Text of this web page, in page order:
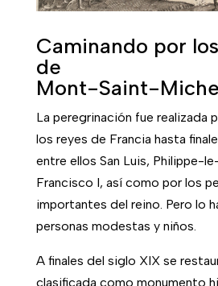
Caminando por
de
Mont-Saint-
La peregrinación fue realizada
los reyes de Francia hasta
entre ellos San Luis, Philippe-
Francisco I, así como por los
importantes del reino. Pero lo
personas modestas y niños.
A finales del siglo XIX se
clasificada como monumento